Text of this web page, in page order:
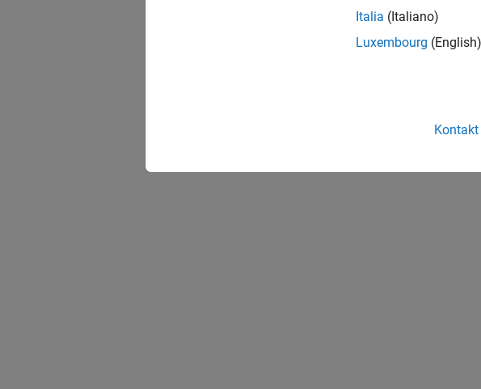
Italia (Italiano)
Luxembourg (English)